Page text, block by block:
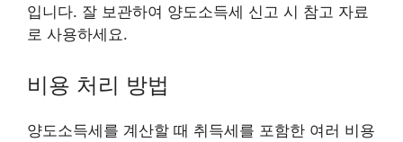
입니다. 잘 보관하여 양도소득세 신고 시 참고 자료
로 사용하세요.
비용 처리 방법
양도소득세를 계산할 때 취득세를 포함한 여러 비용